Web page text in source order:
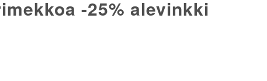
-25% alevinkki